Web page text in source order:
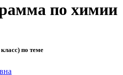
по химии
по теме